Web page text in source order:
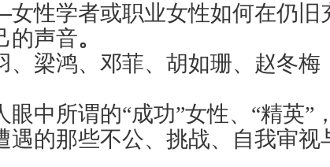
女性学者或职业女性如何在仍
的声音。
梁鸿、邓菲、胡如珊、赵冬梅
眼中所谓的“成功”女性、“精英
的那些不公、挑战、自我审